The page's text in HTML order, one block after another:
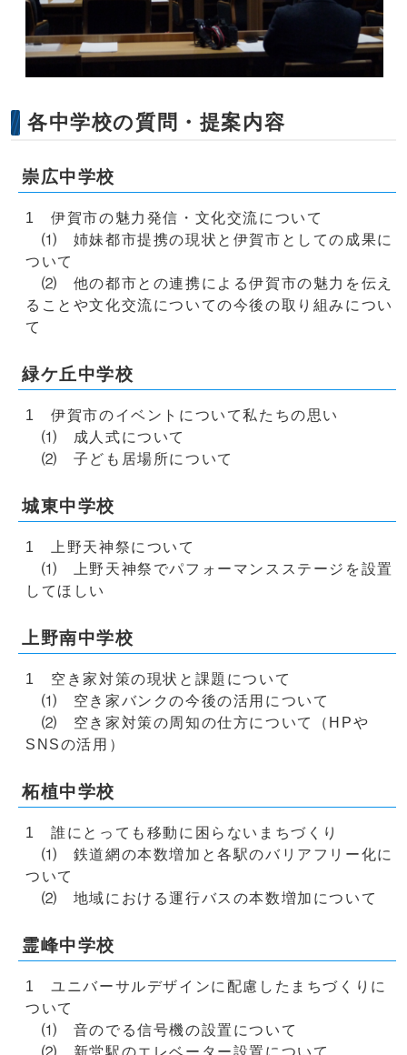
各中学校の質問・提案内容
崇広中学校
1 伊賀市の魅力発信・文化交流について
⑴ 姉妹都市提携の現状と伊賀市としての成果に
ついて
⑵ 他の都市との連携による伊賀市の魅力を伝え
ることや文化交流についての今後の取り組みについ
て
緑ケ丘中学校
1 伊賀市のイベントについて私たちの思い
⑴ 成人式について
⑵ 子ども居場所について
城東中学校
1 上野天神祭について
⑴ 上野天神祭でパフォーマンスステージを設置
してほしい
上野南中学校
1 空き家対策の現状と課題について
⑴ 空き家バンクの今後の活用について
⑵ 空き家対策の周知の仕方について（HPや
SNSの活用）
柘植中学校
1 誰にとっても移動に困らないまちづくり
⑴ 鉄道網の本数増加と各駅のバリアフリー化に
ついて
⑵ 地域における運行バスの本数増加について
霊峰中学校
1 ユニバーサルデザインに配慮したまちづくりに
ついて
⑴ 音のでる信号機の設置について
⑵ 新堂駅のエレベーター設置について